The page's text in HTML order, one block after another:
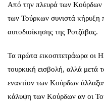
Από την πλευρά των Κούρδων
των Τούρκων συνιστά κήρυξη
αυτοδιοίκησης της Ροτζάβας.
Τα πρώτα εικοσιτετράωρα οι
τουρκική εισβολή, αλλά μετά
εναντίον των Κούρδων
κάλυψη των Κούρδων αν οι